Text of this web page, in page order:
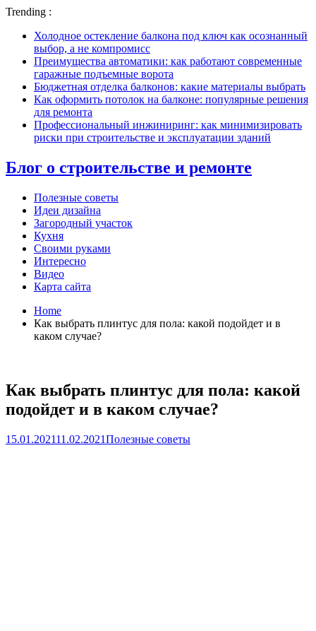
Trending :
Холодное остекление балкона под ключ как осознанный
выбор, а не компромисс
Преимущества автоматики: как работают современные
гаражные подъемные ворота
Бюджетная отделка балконов: какие материалы выбрать
Как оформить потолок на балконе: популярные решения
для ремонта
Профессиональный инжиниринг: как минимизировать
риски при строительстве и эксплуатации зданий
Блог о строительстве и ремонте
Полезные советы
Идеи дизайна
Загородный участок
Кухня
Своими руками
Интересно
Видео
Карта сайта
Home
Как выбрать плинтус для пола: какой подойдет и в
каком случае?
Как выбрать плинтус для пола: какой
подойдет и в каком случае?
15.01.202111.02.2021Полезные советы